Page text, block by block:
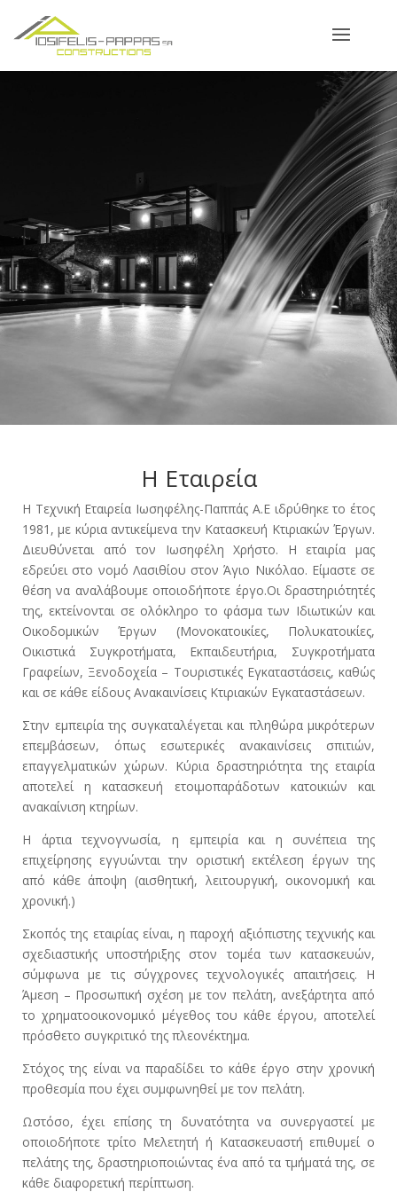
Η Εταιρεία
Η Τεχνική Εταιρεία Ιωσηφέλης-Παππάς Α.Ε ιδρύθηκε το έτος
1981, με κύρια αντικείμενα την Κατασκευή Κτιριακών Έργων.
Διευθύνεται από τον Ιωσηφέλη Χρήστο. Η εταιρία μας
εδρεύει στο νομό Λασιθίου στον Άγιο Νικόλαο. Είμαστε σε
θέση να αναλάβουμε οποιοδήποτε έργο.Οι δραστηριότητές
της, εκτείνονται σε ολόκληρο το φάσμα των Ιδιωτικών και
Οικοδομικών Έργων (Μονοκατοικίες, Πολυκατοικίες,
Οικιστικά Συγκροτήματα, Εκπαιδευτήρια, Συγκροτήματα
Γραφείων, Ξενοδοχεία – Τουριστικές Εγκαταστάσεις, καθώς
και σε κάθε είδους Ανακαινίσεις Κτιριακών Εγκαταστάσεων.
Στην εμπειρία της συγκαταλέγεται και πληθώρα μικρότερων
επεμβάσεων, όπως εσωτερικές ανακαινίσεις σπιτιών,
επαγγελματικών χώρων. Κύρια δραστηριότητα της εταιρία
αποτελεί η κατασκευή ετοιμοπαράδοτων κατοικιών και
ανακαίνιση κτηρίων.
Η άρτια τεχνογνωσία, η εμπειρία και η συνέπεια της
επιχείρησης εγγυώνται την οριστική εκτέλεση έργων της
από κάθε άποψη (αισθητική, λειτουργική, οικονομική και
χρονική.)
Σκοπός της εταιρίας είναι, η παροχή αξιόπιστης τεχνικής και
σχεδιαστικής υποστήριξης στον τομέα των κατασκευών,
σύμφωνα με τις σύγχρονες τεχνολογικές απαιτήσεις. Η
Άμεση – Προσωπική σχέση με τον πελάτη, ανεξάρτητα από
το χρηματοοικονομικό μέγεθος του κάθε έργου, αποτελεί
πρόσθετο συγκριτικό της πλεονέκτημα.
Στόχος της είναι να παραδίδει το κάθε έργο στην χρονική
προθεσμία που έχει συμφωνηθεί με τον πελάτη.
Ωστόσο, έχει επίσης τη δυνατότητα να συνεργαστεί με
οποιοδήποτε τρίτο Μελετητή ή Κατασκευαστή επιθυμεί ο
πελάτης της, δραστηριοποιώντας ένα από τα τμήματά της, σε
κάθε διαφορετική περίπτωση.